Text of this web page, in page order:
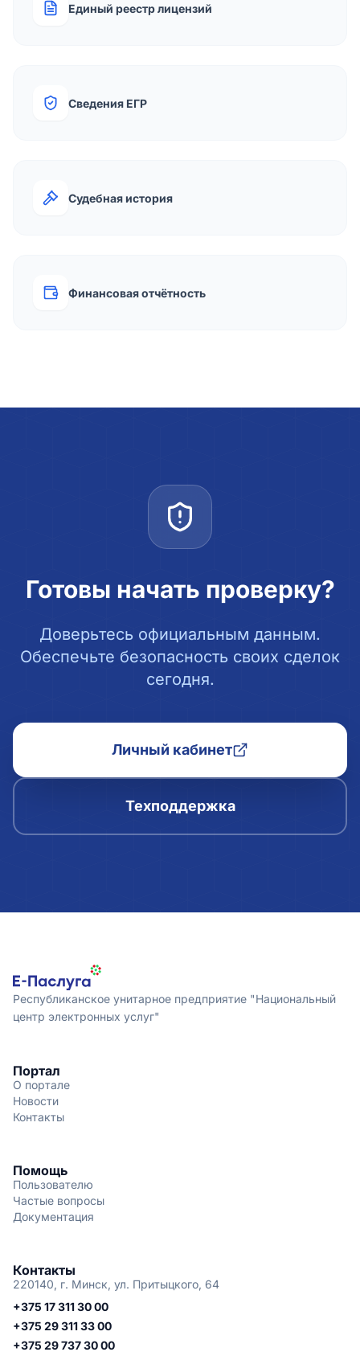
Единый реестр лицензий
Сведения ЕГР
Судебная история
Финансовая отчётность
Готовы начать проверку?
Доверьтесь официальным данным.
Обеспечьте безопасность своих сделок
сегодня.
Личный кабинет
Техподдержка
Республиканское унитарное предприятие "Национальный
центр электронных услуг"
Портал
О портале
Новости
Контакты
Помощь
Пользователю
Частые вопросы
Документация
Контакты
220140, г. Минск, ул. Притыцкого, 64
+375 17 311 30 00
+375 29 311 33 00
+375 29 737 30 00